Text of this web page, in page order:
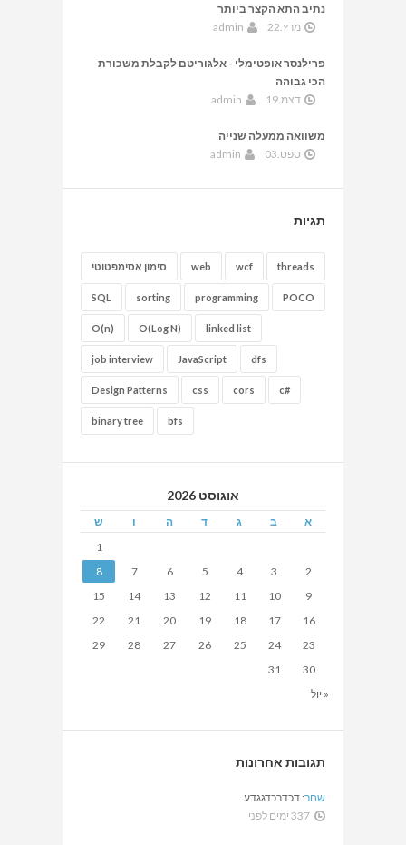
נתיב התא הקצר ביותר
מרץ.22
admin
פרילנסר אופטימלי - אלגוריטם לקבלת משכורת
הכי גבוהה
דצמ.19
admin
משוואה ממעלה שנייה
ספט.03
admin
תגיות
סימון אסימפטוטי web wcf threads
SQL sorting programming POCO
O(n) O(Log N) linked list
job interview JavaScript dfs
Design Patterns css cors c#
binary tree bfs
אוגוסט 2026
א ב ג ד ה ו ש
« יול
1
2
3
4
5
6
7
8
9
10
11
12
13
14
15
16
17
18
19
20
21
22
23
24
25
26
27
28
29
30
31
תגובות אחרונות
שחר: דכדרכדגגדע
337 ימים לפני